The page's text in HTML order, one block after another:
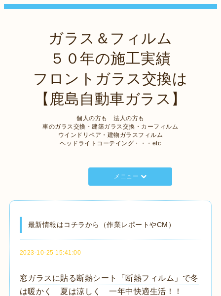
ガラス＆フィルム
５０年の施工実績
フロントガラス交換は
【鹿島自動車ガラス】
個人の方も 法人の方も
車のガラス交換・建築ガラス交換・カーフィルム
ウインドリペア・建物ガラスフィルム
ヘッドライトコーテイング・・・etc
メニュー
最新情報はコチラから（作業レポートやCM）
2023-10-25 15:41:00
窓ガラスに貼る断熱シート「断熱フィルム」で冬
は暖かく 夏は涼しく 一年中快適生活！！